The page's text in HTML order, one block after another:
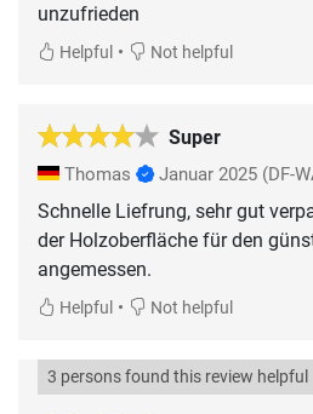
unzufrieden
Helpful • Not helpful
Super
Thomas Januar 2025 (DF-
Schnelle Liefrung, sehr gut
der Holzoberfläche für den
angemessen.
Helpful • Not helpful
3 persons found this review helpful